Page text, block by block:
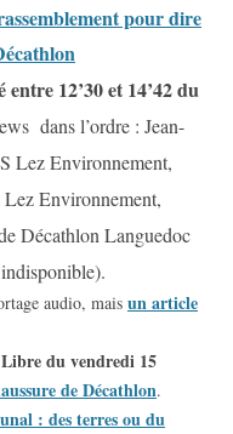
pour dire
12’30 et 14’42 du
dans l’ordre : Jean-
Lez Environnement,
Environnement,
Décathlon Languedoc
audio, mais un article
du vendredi 15
de Décathlon.
: des terres ou du